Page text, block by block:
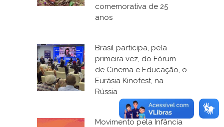
comemorativa de 25
anos
Brasil participa, pela
primeira vez, do Fórum
de Cinema e Educação, o
Eurásia Kinofest, na
Rússia
Movimento pela Infância